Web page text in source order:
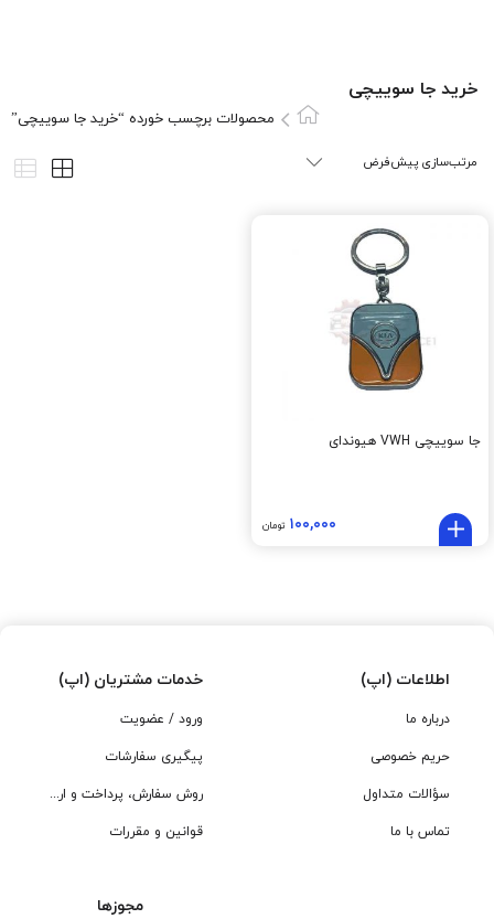
خرید جا سوییچی
محصولات برچسب خورده “خرید جا سوییچی”
جا سوییچی VWH هیوندای
۱۰۰,۰۰۰ تومان
اطلاعات (اپ)
درباره ما
حریم خصوصی
سؤالات متداول
تماس با ما
خدمات مشتریان (اپ)
ورود / عضویت
پیگیری سفارشات
روش سفارش، پرداخت و ارسال
قوانین و مقررات
مجوزها